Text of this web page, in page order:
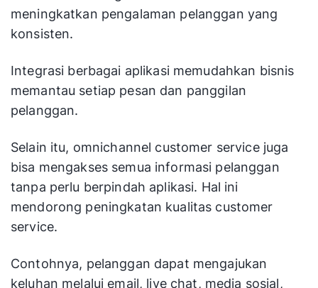
meningkatkan pengalaman pelanggan yang
konsisten.
Integrasi berbagai aplikasi memudahkan bisnis
memantau setiap pesan dan panggilan
pelanggan.
Selain itu, omnichannel customer service juga
bisa mengakses semua informasi pelanggan
tanpa perlu berpindah aplikasi. Hal ini
mendorong peningkatan kualitas customer
service.
Contohnya, pelanggan dapat mengajukan
keluhan melalui email, live chat, media sosial,